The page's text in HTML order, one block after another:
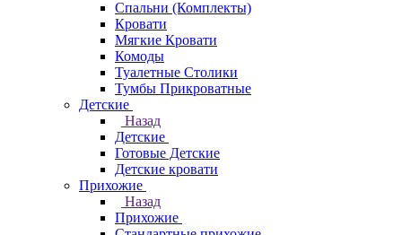
Спальни (Комплекты)
Кровати
Мягкие Кровати
Комоды
Туалетные Столики
Тумбы Прикроватные
Детские
Назад
Детские
Готовые Детские
Детские кровати
Прихожие
Назад
Прихожие